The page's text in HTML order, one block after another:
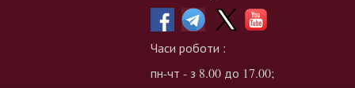
Часи роботи :
пн-чт - з 8.00 до 17.00;